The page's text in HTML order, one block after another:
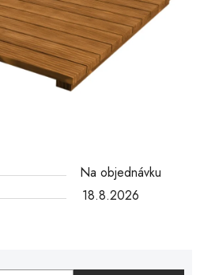
Na objednávku
18.8.2026